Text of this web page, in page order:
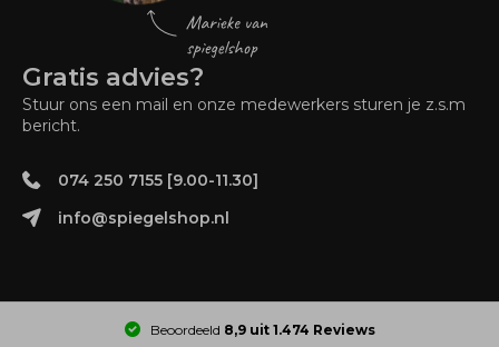
Gratis advies?
Stuur ons een mail en onze medewerkers sturen je z.s.m
bericht.
074 250 7155 [9.00-11.30]
info@spiegelshop.nl
Beoordeeld 8,9 uit 1.474 Reviews